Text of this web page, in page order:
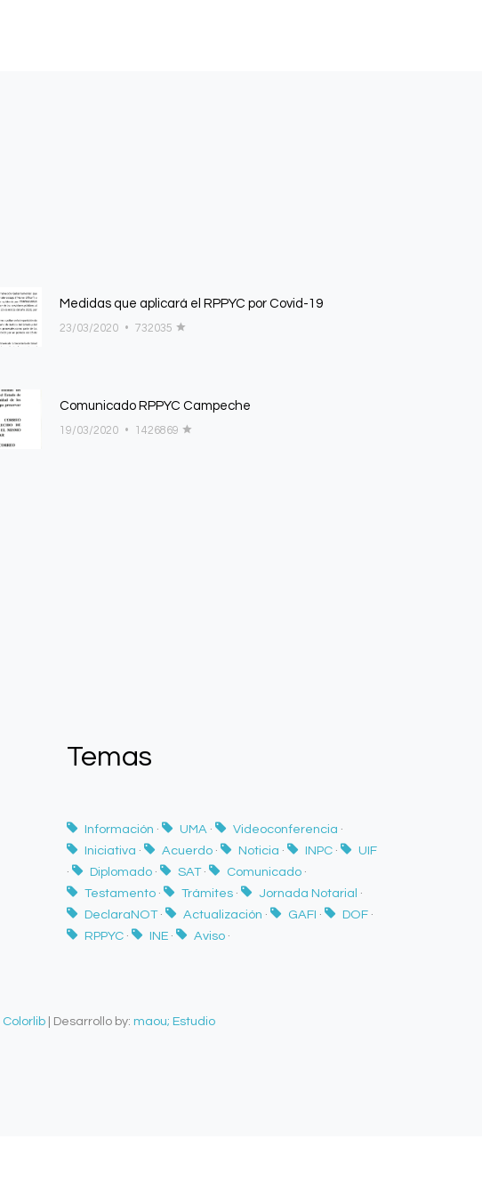
Medidas que aplicará el RPPYC por Covid-19
23/03/2020 • 732035
Comunicado RPPYC Campeche
19/03/2020 • 1426869
Temas
Información · UMA · Videoconferencia ·
Iniciativa · Acuerdo · Noticia · INPC ·
UIF
·
Diplomado · SAT · Comunicado ·
Testamento · Trámites · Jornada Notarial ·
DeclaraNOT · Actualización · GAFI · DOF ·
RPPYC · INE · Aviso ·
Colorlib| Desarrollo by: maou; Estudio